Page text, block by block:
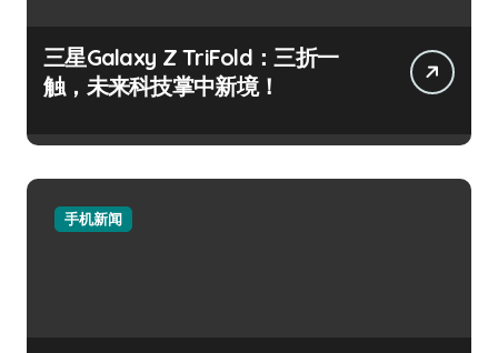
三星Galaxy Z TriFold：三折一
触，未来科技掌中新境！
手机新闻